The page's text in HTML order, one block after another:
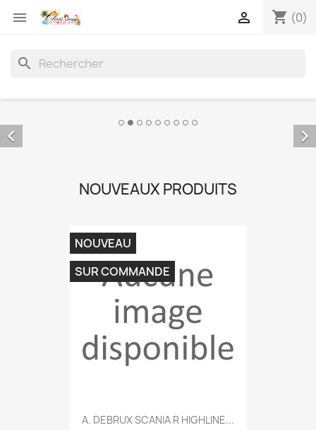
 shopping_cart (0)

search
 
NOUVEAUX PRODUITS
A. DEBRUX SCANIA R HIGHLINE...
NOUVEAU
SUR COMMANDE